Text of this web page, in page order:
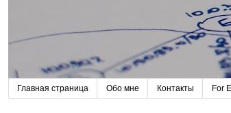
Главная страница Обо мне Контакты For